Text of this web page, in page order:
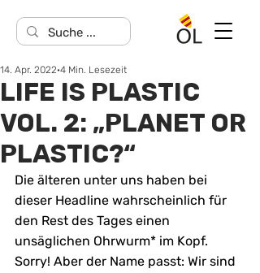
LIFE IS PLASTIC
VOL. 2: „PLANET OR
PLASTIC?“
14. Apr. 2022 4 Min. Lesezeit
Die älteren unter uns haben bei
dieser Headline wahrscheinlich für
den Rest des Tages einen
unsäglichen Ohrwurm* im Kopf.
Sorry! Aber der Name passt: Wir sind